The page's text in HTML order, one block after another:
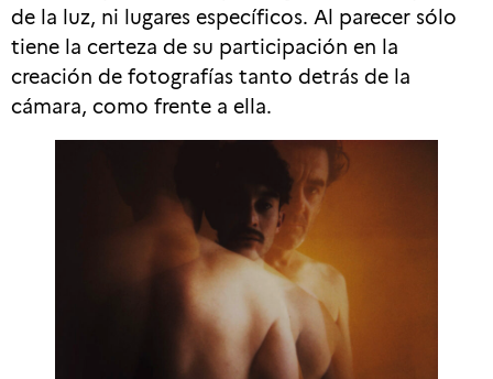
de la luz, ni lugares específicos. Al parecer sólo
tiene la certeza de su participación en la
creación de fotografías tanto detrás de la
cámara, como frente a ella.